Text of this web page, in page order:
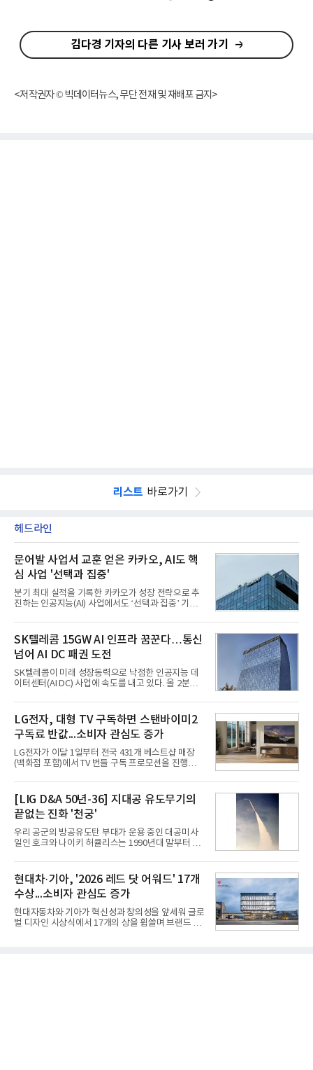
김다경 기자의 다른 기사 보러 가기
<저작권자 © 빅데이터뉴스, 무단 전재 및 재배포 금지>
리스트 바로가기
헤드라인
문어발 사업서 교훈 얻은 카카오, AI도 핵
심 사업 '선택과 집중'
분기 최대 실적을 기록한 카카오가 성장 전략으로 추
진하는 인공지능(AI) 사업에서도 ‘선택과 집중’ 기조
라 투자에 나서는 것과 달리, 카카오는 ‘카카오톡’이
라는 플랫폼 경쟁력을 활용한 AI 에이전트 서비스에
집중하는 전략이다. 과거 무리한 사업 확장 과정에서
겪었던 시행착오를 되풀이하지 않고 핵심 역량에 집
중하겠다는 취지로 풀이된다.7일 업계에 따르면 카카
오는 올해 2분기 연결 기준 매출 2조985억원, 영업이
익 2770억원을 기록했다. 전년 동기 대비 매출과 영업
은 4884억
SK텔레콤 15GW AI 인프라 꿈꾼다…통신
넘어 AI DC 패권 도전
SK텔레콤이 미래 성장동력으로 낙점한 인공지능 데
이터센터(AI DC) 사업에 속도를 내고 있다. 올 2분기
는 2035년까지 총 15GW(기가와트) 규모의 AI DC를
구축하겠다는 대형 청사진을 제시하면서다. 이에 따
라 경쟁 구도 역시 이동통신사인 KT, LG유플러스를
넘어 네이버, 삼성SDS 등 IT 인프라 기업으로 확장되
고 있다.7일 SK텔레콤에 따르면 회사는 올해 2분기
연결 기준 매출 4조 3591억원, 영업이익 5660억원을
기록했다. 매출은 전년 동기 대비 0.5%, 영업이익은
따른 기저효과가 실
LG전자, 대형 TV 구독하면 스탠바이미2
구독료 반값...소비자 관심도 증가
LG전자가 이달 1일부터 전국 431개 베스트샵 매장
(백화점 포함)에서 TV 번들 구독 프로모션을 진행하고
인해주는 프로모션이다.대상 제품은 65·77·83형 올
레드, 75·86·100형 마이크로 RGB, 75·86형 미니
RGB 등 거실용 TV로 인기가 높은 베스트셀러 TV 20
개 모델이며, 동시 구독 계약 시 스탠바이미2(모델명
27LX6TPGA) 구독료를 50% 할인 받을 수 있다. 프로
모션 대상 모델과 혜택, 구독료 등 프로모션 세부 사항
은 베스트샵 판매 매니저에게 문의하면 자세히 안내
등으로 이전
[LIG D&A 50년-36] 지대공 유도무기의
끝없는 진화 '천궁'
우리 공군의 방공유도탄 부대가 운용 중인 대공미사
일인 호크와 나이키 허큘리스는 1990년대 말부터 성
기존 미사일체계를 대체할 중고도 및 중거리 대공미
사일을 개발하기로 결정했다.처음 KM-SAM 사업으로
불린 이 사업의 명칭은 호크(Iron Hawk, 철매)를 대체
한다는 의미에서 ‘철매Ⅱ’ 로 정해졌다. 철매Ⅱ 개발
사업은 미사일체계 완성 후인 2011년 ‘천궁(天弓)’으
로 다시 장비명이 바뀌었다. 17개 업체와 관련 기관이
참여한 가운데 LIG 넥스원은 탐색 개발에서 체계개발
현대차·기아, '2026 레드 닷 어워드' 17개
수상...소비자 관심도 증가
현대자동차와 기아가 혁신성과 창의성을 앞세워 글로
벌 디자인 시상식에서 17개의 상을 휩쓸며 브랜드 경